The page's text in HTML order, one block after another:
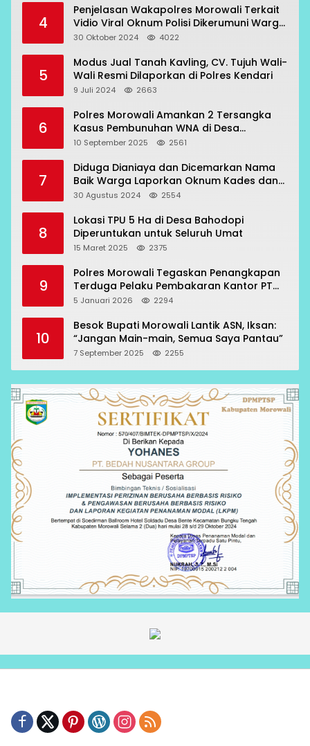
4
Penjelasan Wakapolres Morowali Terkait
Vidio Viral Oknum Polisi Dikerumuni Warga
Bahodopi
30 Oktober 2024 4022
5
Modus Jual Tanah Kavling, CV. Tujuh Wali-
Wali Resmi Dilaporkan di Polres Kendari
9 Juli 2024 2663
6
Polres Morowali Amankan 2 Tersangka
Kasus Pembunuhan WNA di Desa
Topogaro
10 September 2025 2561
7
Diduga Dianiaya dan Dicemarkan Nama
Baik Warga Laporkan Oknum Kades dan
Oknum Polisi
30 Agustus 2024 2554
8
Lokasi TPU 5 Ha di Desa Bahodopi
Diperuntukan untuk Seluruh Umat
15 Maret 2025 2375
9
Polres Morowali Tegaskan Penangkapan
Terduga Pelaku Pembakaran Kantor PT
RCP Sesuai Prosedur
5 Januari 2026 2294
10
Besok Bupati Morowali Lantik ASN, Iksan:
“Jangan Main-main, Semua Saya Pantau”
7 September 2025 2255